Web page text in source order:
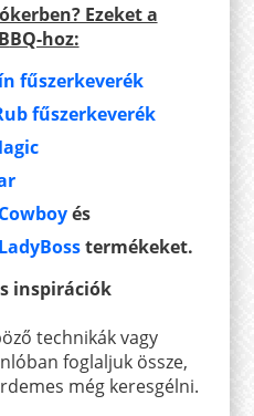
Ezeket a
BBQ-hoz:
fűszerkeverék
fűszerkeverék
és
termékeket.
inspirációk
technikák vagy
foglaljuk össze,
még keresgélni.